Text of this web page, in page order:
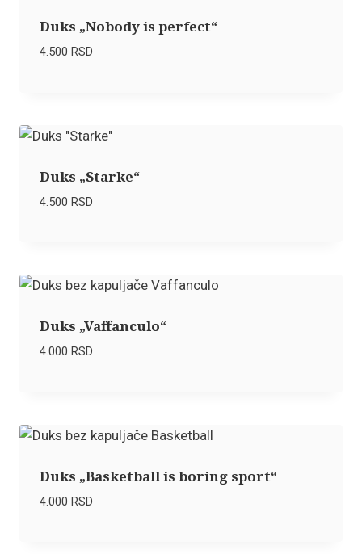
Duks „Nobody is perfect“
4.500 RSD
Duks „Starke“
4.500 RSD
Duks „Vaffanculo“
4.000 RSD
Duks „Basketball is boring sport“
4.000 RSD